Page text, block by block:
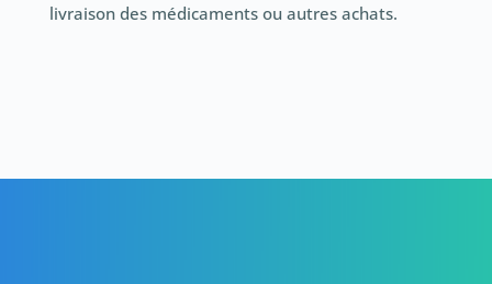
livraison des médicaments ou autres achats.